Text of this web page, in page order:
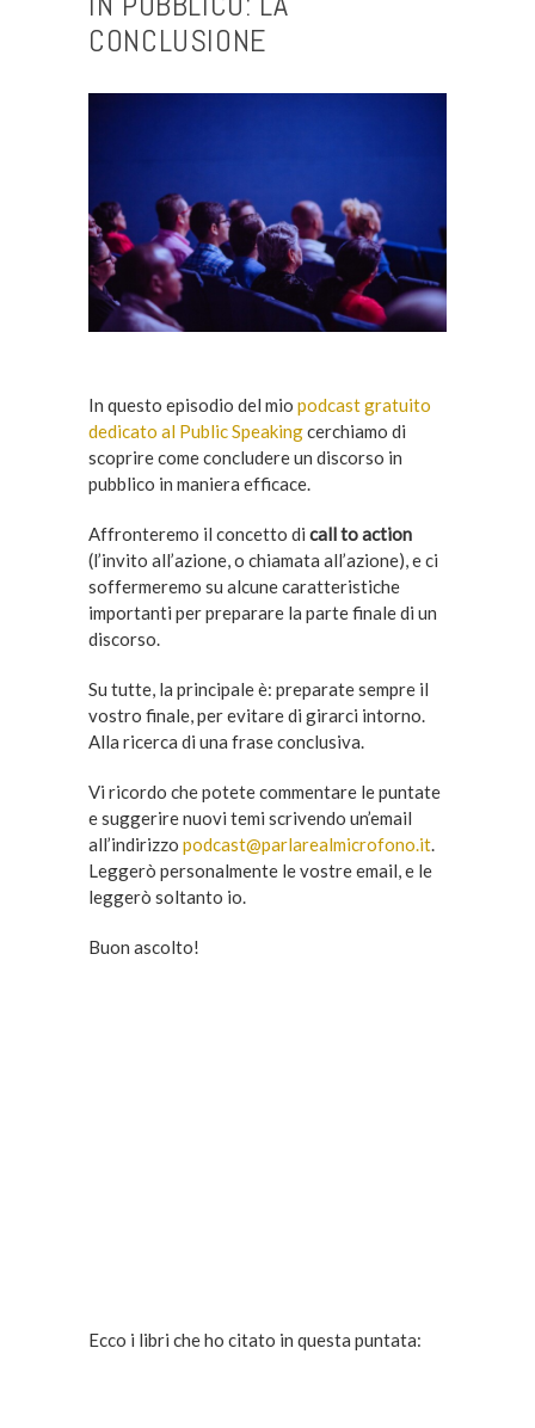
CONCLUSIONE
In questo episodio del mio podcast gratuito
dedicato al Public Speakingcerchiamo di
scoprire come concludere un discorso in
pubblico in maniera efficace.
Affronteremo il concetto di call to action
(l’invito all’azione, o chiamata all’azione), e ci
soffermeremo su alcune caratteristiche
importanti per preparare la parte finale di un
discorso.
Su tutte, la principale è: preparate sempre il
vostro finale, per evitare di girarci intorno.
Alla ricerca di una frase conclusiva.
Vi ricordo che potete commentare le puntate
e suggerire nuovi temi scrivendo un’email
all’indirizzo podcast@parlarealmicrofono.it.
Leggerò personalmente le vostre email, e le
leggerò soltanto io.
Buon ascolto!
Ecco i libri che ho citato in questa puntata: